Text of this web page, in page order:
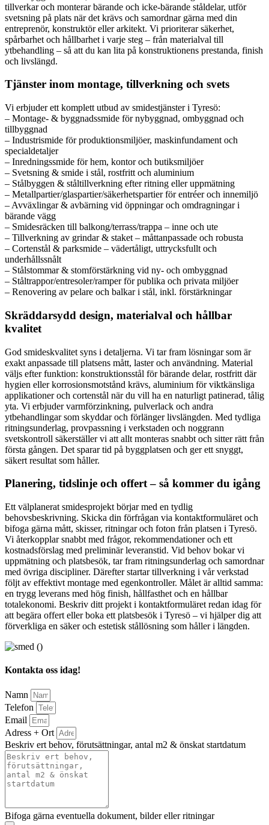
tillverkar och monterar bärande och icke-bärande ståldelar, utför
svetsning på plats när det krävs och samordnar gärna med din
entreprenör, konstruktör eller arkitekt. Vi prioriterar säkerhet,
spårbarhet och hållbarhet i varje steg – från materialval till
ytbehandling – så att du kan lita på konstruktionens prestanda, finish
och livslängd.
Tjänster inom montage, tillverkning och svets
Vi erbjuder ett komplett utbud av smidestjänster i Tyresö:
– Montage- & byggnadssmide för nybyggnad, ombyggnad och
tillbyggnad
– Industrismide för produktionsmiljöer, maskinfundament och
specialdetaljer
– Inredningssmide för hem, kontor och butiksmiljöer
– Svetsning & smide i stål, rostfritt och aluminium
– Stålbyggen & ståltillverkning efter ritning eller uppmätning
– Metallpartier/glaspartier/säkerhetspartier för entréer och innemiljö
– Avväxlingar & avbärning vid öppningar och omdragningar i
bärande vägg
– Smidesräcken till balkong/terrass/trappa – inne och ute
– Tillverkning av grindar & staket – måttanpassade och robusta
– Cortenstål & parksmide – vädertåligt, uttrycksfullt och
underhållssnålt
– Stålstommar & stomförstärkning vid ny- och ombyggnad
– Ståltrappor/entresoler/ramper för publika och privata miljöer
– Renovering av pelare och balkar i stål, inkl. förstärkningar
Skräddarsydd design, materialval och hållbar
kvalitet
God smideskvalitet syns i detaljerna. Vi tar fram lösningar som är
exakt anpassade till platsens mått, laster och användning. Material
väljs efter funktion: konstruktionsstål för bärande delar, rostfritt där
hygien eller korrosionsmotstånd krävs, aluminium för viktkänsliga
applikationer och cortenstål när du vill ha en naturligt patinerad, tålig
yta. Vi erbjuder varmförzinkning, pulverlack och andra
ytbehandlingar som skyddar och förlänger livslängden. Med tydliga
ritningsunderlag, provpassning i verkstaden och noggrann
svetskontroll säkerställer vi att allt monteras snabbt och sitter rätt från
första gången. Det sparar tid på byggplatsen och ger ett snyggt,
säkert resultat som håller.
Planering, tidslinje och offert – så kommer du igång
Ett välplanerat smidesprojekt börjar med en tydlig
behovsbeskrivning. Skicka din förfrågan via kontaktformuläret och
bifoga gärna mått, skisser, ritningar och foton från platsen i Tyresö.
Vi återkopplar snabbt med frågor, rekommendationer och ett
kostnadsförslag med preliminär leveranstid. Vid behov bokar vi
uppmätning och platsbesök, tar fram ritningsunderlag och samordnar
med övriga discipliner. Därefter startar tillverkning i vår verkstad
följt av effektivt montage med egenkontroller. Målet är alltid samma:
en trygg leverans med hög finish, hållfasthet och en hållbar
totalekonomi. Beskriv ditt projekt i kontaktformuläret redan idag för
att begära offert eller boka ett platsbesök i Tyresö – vi hjälper dig att
förverkliga en säker och estetisk stållösning som håller i längden.
Kontakta oss idag!
Namn
Telefon
Email
Adress + Ort
Beskriv ert behov, förutsättningar, antal m2 & önskat startdatum
Bifoga gärna eventuella dokument, bilder eller ritningar